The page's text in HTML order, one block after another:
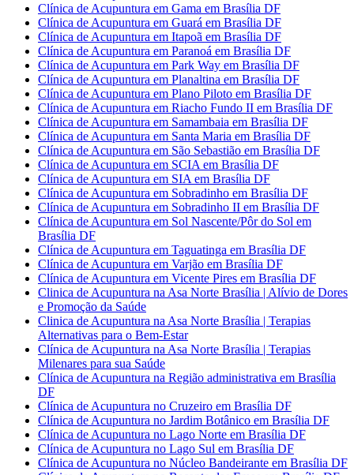
Clínica de Acupuntura em Gama em Brasília DF
Clínica de Acupuntura em Guará em Brasília DF
Clínica de Acupuntura em Itapoã em Brasília DF
Clínica de Acupuntura em Paranoá em Brasília DF
Clínica de Acupuntura em Park Way em Brasília DF
Clínica de Acupuntura em Planaltina em Brasília DF
Clínica de Acupuntura em Plano Piloto em Brasília DF
Clínica de Acupuntura em Riacho Fundo II em Brasília DF
Clínica de Acupuntura em Samambaia em Brasília DF
Clínica de Acupuntura em Santa Maria em Brasília DF
Clínica de Acupuntura em São Sebastião em Brasília DF
Clínica de Acupuntura em SCIA em Brasília DF
Clínica de Acupuntura em SIA em Brasília DF
Clínica de Acupuntura em Sobradinho em Brasília DF
Clínica de Acupuntura em Sobradinho II em Brasília DF
Clínica de Acupuntura em Sol Nascente/Pôr do Sol em
Brasília DF
Clínica de Acupuntura em Taguatinga em Brasília DF
Clínica de Acupuntura em Varjão em Brasília DF
Clínica de Acupuntura em Vicente Pires em Brasília DF
Clinica de Acupuntura na Asa Norte Brasília | Alívio de Dores
e Promoção da Saúde
Clinica de Acupuntura na Asa Norte Brasília | Terapias
Alternativas para o Bem-Estar
Clínica de Acupuntura na Asa Norte Brasília | Terapias
Milenares para sua Saúde
Clínica de Acupuntura na Região administrativa em Brasília
DF
Clínica de Acupuntura no Cruzeiro em Brasília DF
Clínica de Acupuntura no Jardim Botânico em Brasília DF
Clínica de Acupuntura no Lago Norte em Brasília DF
Clínica de Acupuntura no Lago Sul em Brasília DF
Clínica de Acupuntura no Núcleo Bandeirante em Brasília DF